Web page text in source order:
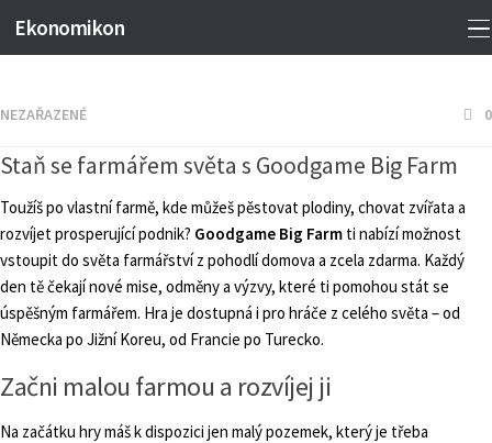
Ekonomikon
NEZAŘAZENÉ 0
Staň se farmářem světa s Goodgame Big Farm
Toužíš po vlastní farmě, kde můžeš pěstovat plodiny, chovat zvířata a
rozvíjet prosperující podnik? Goodgame Big Farm ti nabízí možnost
vstoupit do světa farmářství z pohodlí domova a zcela zdarma. Každý
den tě čekají nové mise, odměny a výzvy, které ti pomohou stát se
úspěšným farmářem. Hra je dostupná i pro hráče z celého světa – od
Německa po Jižní Koreu, od Francie po Turecko.
Začni malou farmou a rozvíjej ji
Na začátku hry máš k dispozici jen malý pozemek, který je třeba